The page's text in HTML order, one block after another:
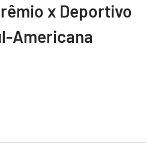
x Deportivo
Americana